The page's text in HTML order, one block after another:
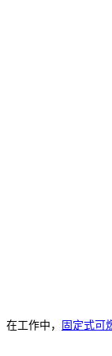
在工作中， 固定式可